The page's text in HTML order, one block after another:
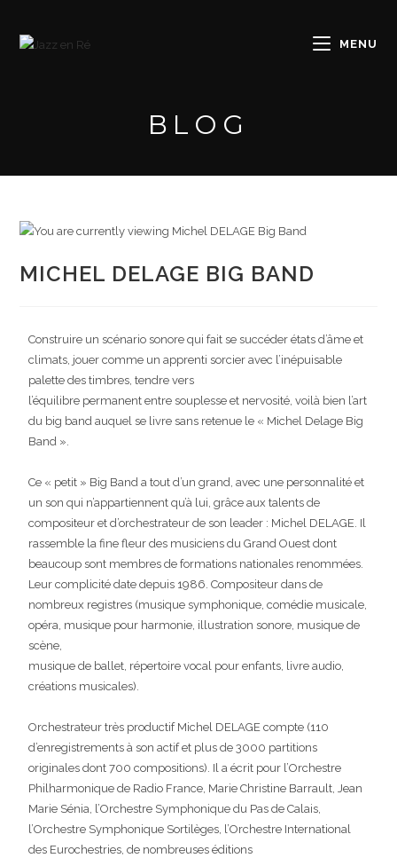
MENU
BLOG
MICHEL DELAGE BIG BAND
Construire un scénario sonore qui fait se succéder états d’âme et
climats, jouer comme un apprenti sorcier avec l’inépuisable
palette des timbres, tendre vers
l’équilibre permanent entre souplesse et nervosité, voilà bien l’art
du big band auquel se livre sans retenue le « Michel Delage Big
Band ».
Ce « petit » Big Band a tout d’un grand, avec une personnalité et
un son qui n’appartiennent qu’à lui, grâce aux talents de
compositeur et d’orchestrateur de son leader : Michel DELAGE. Il
rassemble la fine fleur des musiciens du Grand Ouest dont
beaucoup sont membres de formations nationales renommées.
Leur complicité date depuis 1986. Compositeur dans de
nombreux registres (musique symphonique, comédie musicale,
opéra, musique pour harmonie, illustration sonore, musique de
scène,
musique de ballet, répertoire vocal pour enfants, livre audio,
créations musicales).
Orchestrateur très productif Michel DELAGE compte (110
d’enregistrements à son actif et plus de 3000 partitions
originales dont 700 compositions). Il a écrit pour l’Orchestre
Philharmonique de Radio France, Marie Christine Barrault, Jean
Marie Sénia, l’Orchestre Symphonique du Pas de Calais,
l’Orchestre Symphonique Sortilèges, l’Orchestre International
des Eurochestries, de nombreuses éditions